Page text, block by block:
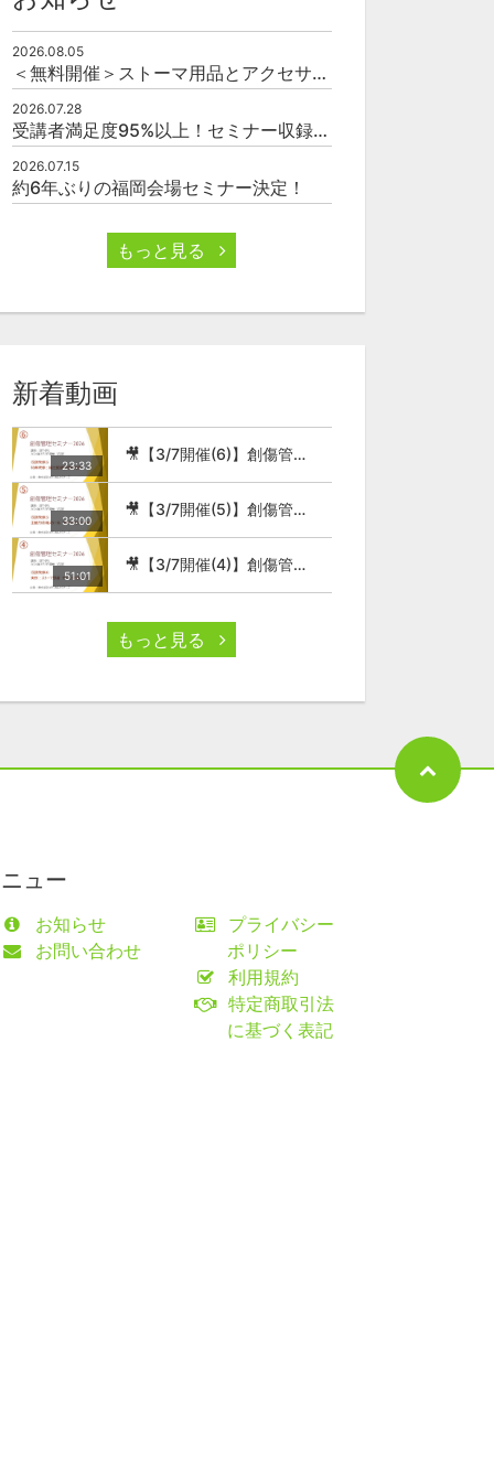
07:55
無料
2026.08.05
＜無料開催＞ストーマ用品とアクセサリーの使い方（オンライン）
2026.07.28
受講者満足度95%以上！セミナー収録映像の厳選販売
2026.07.15
約6年ぶりの福岡会場セミナー決定！
もっと見る
新着動画
23:33
🎥【3/7開催(6)】創傷管理セミナー2026
33:00
🎥【3/7開催(5)】創傷管理セミナー2026
51:01
🎥【3/7開催(4)】創傷管理セミナー2026
もっと見る
ュー
お知らせ
お問い合わせ
プライバシー
ポリシー
利用規約
特定商取引法
に基づく表記